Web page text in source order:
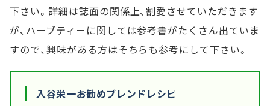
下さい。詳細は誌面の関係上、割愛させていただきます
が、ハーブティーに関しては参考書がたくさん出ていま
すので、興味がある方はそちらも参考にして下さい。
入谷栄一お勧めブレンドレシピ